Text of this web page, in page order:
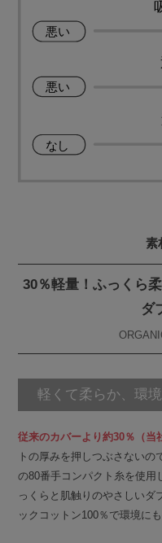
素
30％軽量！ふっくら
ダ
軽くて柔らか、環
従来のカバーより約30％（当
トの厚みを押しつぶさない
の80番手コンパクト糸を使用
っくらと肌触りのやさしいダ
ックコットン100％で環境にも